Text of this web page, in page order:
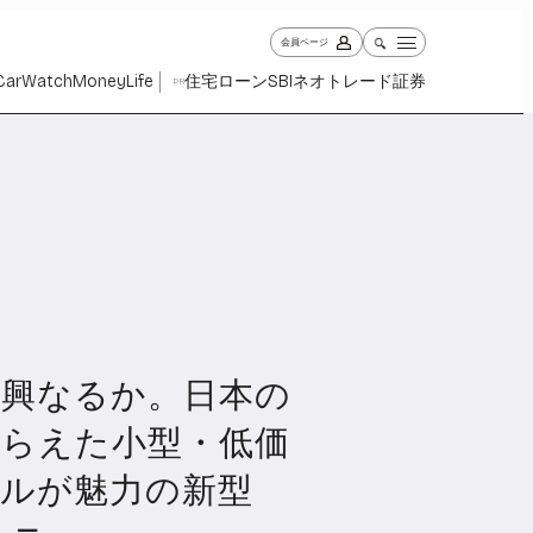
会員ページ
WatchMoneyLife PR住宅ローンSBIネオトレード証券
1027 Money1260Life
なるか。日本の
えた小型・低価
が魅力の新型